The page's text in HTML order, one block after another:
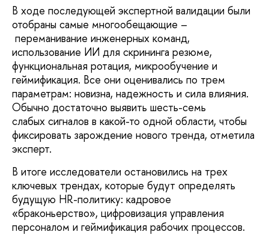
В ходе последующей экспертной валидации были
отобраны самые многообещающие –
переманивание инженерных команд,
использование ИИ для скрининга резюме,
функциональная ротация, микрообучение и
геймификация. Все они оценивались по трем
параметрам: новизна, надежность и сила влияния.
Обычно достаточно выявить шесть-семь
слабых сигналов в какой-то одной области, чтобы
фиксировать зарождение нового тренда, отметила
эксперт.
В итоге исследователи остановились на трех
ключевых трендах, которые будут определять
будущую HR-политику: кадровое
«браконьерство», цифровизация управления
персоналом и геймификация рабочих процессов.